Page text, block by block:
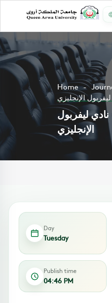
Home
الإنجليزي
ليفربول
الإنجليزي
Day
Tuesday
Publish time
04:46 PM